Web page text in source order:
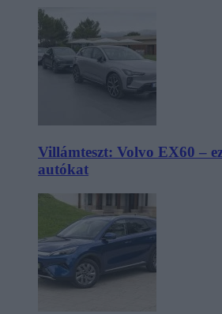
Villámteszt: Volvo EX60 –
autókat